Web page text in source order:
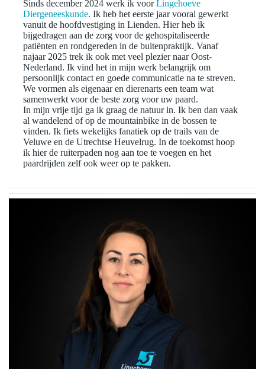
Sinds december 2024 werk ik voorLingehoeve
Diergeneeskunde. Ik heb het eerste jaar vooral gewerkt
vanuit de hoofdvestiging in Lienden. Hier heb ik
bijgedragen aan de zorg voor de gehospitaliseerde
patiënten en rondgereden in de buitenpraktijk. Vanaf
najaar 2025 trek ik ook met veel plezier naar Oost-
Nederland. Ik vind het in mijn werk belangrijk om
persoonlijk contact en goede communicatie na te streven.
We vormen als eigenaar en dierenarts een team wat
samenwerkt voor de beste zorg voor uw paard.
In mijn vrije tijd ga ik graag de natuur in. Ik ben dan vaak
al wandelend of op de mountainbike in de bossen te
vinden. Ik fiets wekelijks fanatiek op de trails van de
Veluwe en de Utrechtse Heuvelrug. In de toekomst hoop
ik hier de ruiterpaden nog aan toe te voegen en het
paardrijden zelf ook weer op te pakken.